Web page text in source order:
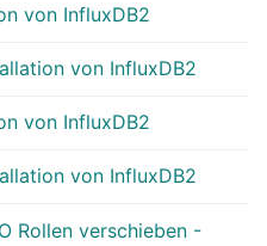
von InfluxDB2
von InfluxDB2
von InfluxDB2
von InfluxDB2
Rollen verschieben -